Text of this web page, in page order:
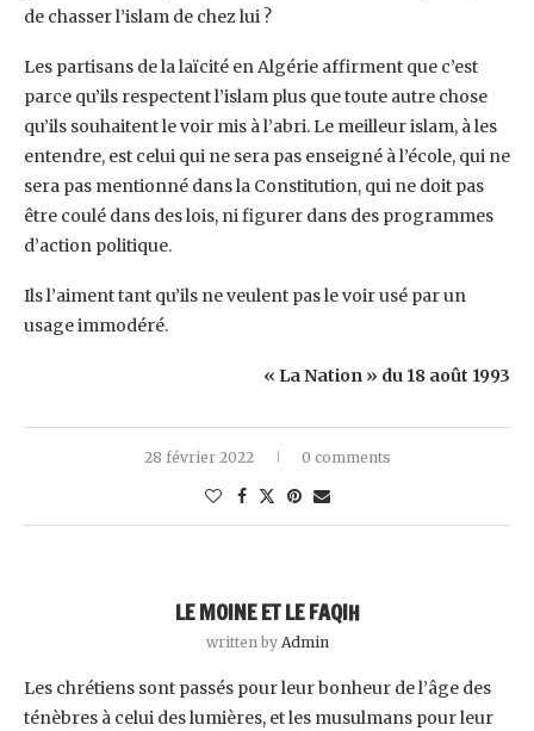
de chasser l’islam de chez lui ?
Les partisans de la laïcité en Algérie affirment que c’est
parce qu’ils respectent l’islam plus que toute autre chose
qu’ils souhaitent le voir mis à l’abri. Le meilleur islam, à les
entendre, est celui qui ne sera pas enseigné à l’école, qui ne
sera pas mentionné dans la Constitution, qui ne doit pas
être coulé dans des lois, ni figurer dans des programmes
d’action politique.
Ils l’aiment tant qu’ils ne veulent pas le voir usé par un
usage immodéré.
« La Nation » du 18 août 1993
28 février 2022 0 comments
LE MOINE ET LE FAQIH
written by Admin
Les chrétiens sont passés pour leur bonheur de l’âge des
ténèbres à celui des lumières, et les musulmans pour leur